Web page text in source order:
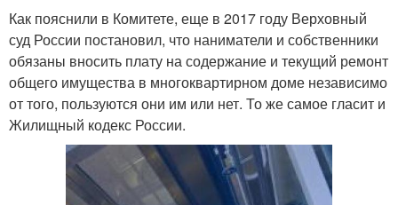
Как пояснили в Комитете, еще в 2017 году Верховный
суд России постановил, что наниматели и собственники
обязаны вносить плату на содержание и текущий ремонт
общего имущества в многоквартирном доме независимо
от того, пользуются они им или нет. То же самое гласит и
Жилищный кодекс России.